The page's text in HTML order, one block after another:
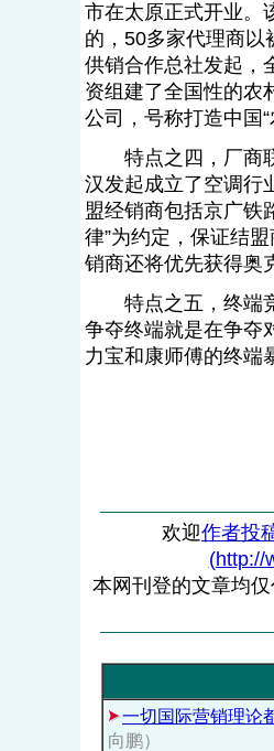
市在太原正式开业。
的，50多家代理商以
供销合作总社发起，
资组建了全国性的
公司，号称打造中国
特点之四，厂商联
汉发起成立了空调
盟经销商包括京广铁
律”为约定，保证结
销商还将优先获得奥
特点之五，终端竞
争夺终端就是在争夺
力宝和康师傅的终端
欢迎作者投
(http://
本网刊登的文章均
一切国际营销理论
向鹏）